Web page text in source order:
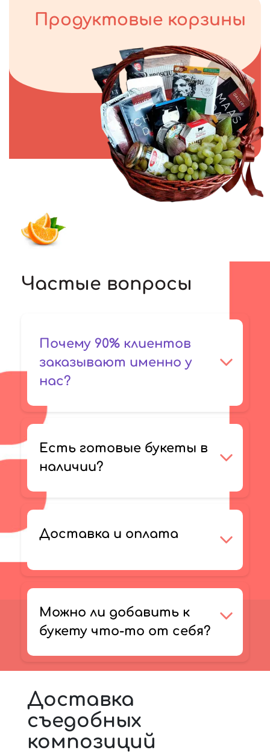
Продуктовые корзины
Частые вопросы
Почему 90% клиентов
заказывают именно у
нас?
Есть готовые букеты в
наличии?
Доставка и оплата
Можно ли добавить к
букету что-то от себя?
Доставка
съедобных
композиций